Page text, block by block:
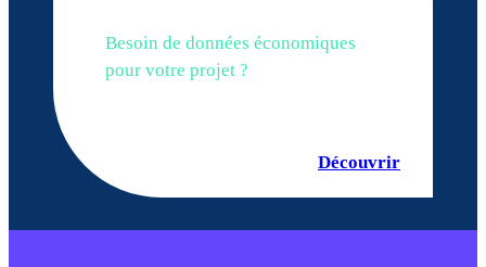
Besoin de données économiques
pour votre projet ?
Découvrir